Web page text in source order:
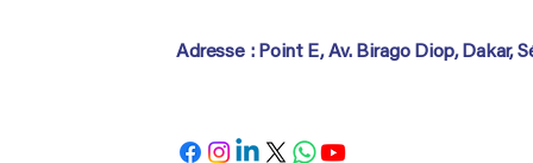
Adresse : Point E, Av. Birago Diop, Dakar,